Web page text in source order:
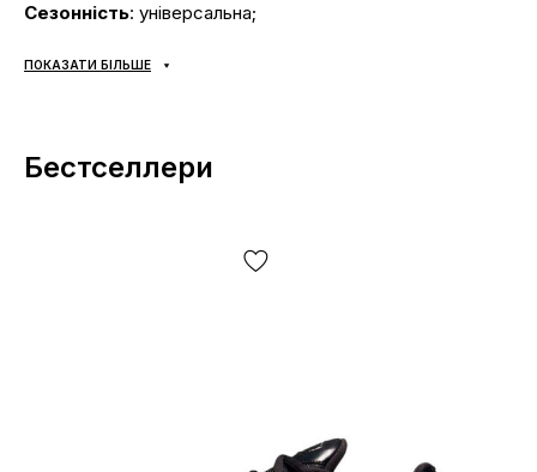
Сезонність: універсальна;
Ми дуже цінуємо Ваш час і тому зібрали добірку
Кросівки доставляютьсячерез «Нову Пошту»
Середній час доставки нашого магазину 1–3
це абсолютно безкоштовно. Товарпідлягає обміну та
ПОКАЗАТИ БІЛЬШЕ
Бестселлери